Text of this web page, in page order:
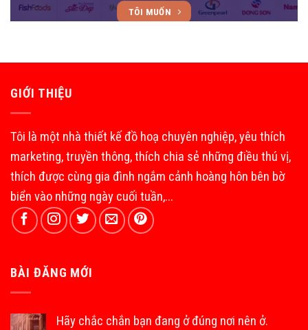
TÔI MUỐN
GIỚI THIỆU
Tôi là một nhà thiết kế đồ hoạ chuyên nghiệp, yêu thích
marketing, truyền thông, thích chia sẻ những điều thú vị,
thích được cùng gia đình ngắm cảnh hoàng hôn bên bờ
biển vào những ngày cuối tuần,...
BÀI ĐĂNG MỚI
Hãy chắc chắn bạn đang ở đúng nơi nên ở.